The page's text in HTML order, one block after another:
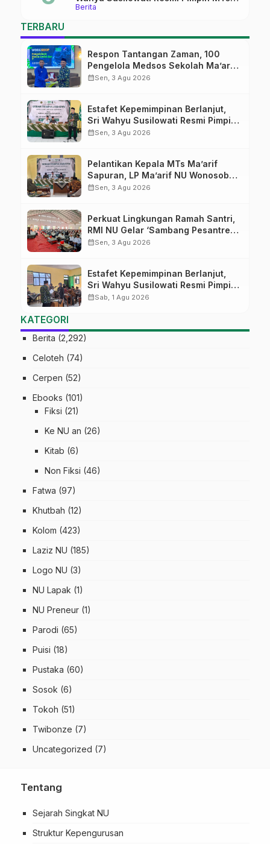
Berita
Ma’arif Sapuran
TERBARU
Respon Tantangan Zaman, 100
Pengelola Medsos Sekolah Ma’arif
Pekalongan Ikuti Pelatihan Literasi
calendar_monthSen, 3 Agu 2026
Estafet Kepemimpinan Berlanjut,
Sri Wahyu Susilowati Resmi Pimpin
MTs Ma’arif Sapuran
calendar_monthSen, 3 Agu 2026
Pelantikan Kepala MTs Ma’arif
Sapuran, LP Ma’arif NU Wonosobo
Tekankan Lima Amanah
calendar_monthSen, 3 Agu 2026
Perkuat Lingkungan Ramah Santri,
RMI NU Gelar ‘Sambang Pesantren’
di Pati
calendar_monthSen, 3 Agu 2026
Estafet Kepemimpinan Berlanjut,
Sri Wahyu Susilowati Resmi Pimpin
MTs Ma’arif Sapuran
calendar_monthSab, 1 Agu 2026
KATEGORI
Berita (2,292)
Celoteh (74)
Cerpen (52)
Ebooks (101)
Fiksi (21)
Ke NU an (26)
Kitab (6)
Non Fiksi (46)
Fatwa (97)
Khutbah (12)
Kolom (423)
Laziz NU (185)
Logo NU (3)
NU Lapak (1)
NU Preneur (1)
Parodi (65)
Puisi (18)
Pustaka (60)
Sosok (6)
Tokoh (51)
Twibonze (7)
Uncategorized (7)
Tentang
Sejarah Singkat NU
Struktur Kepengurusan